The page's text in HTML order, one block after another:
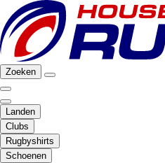
Zoeken
Landen
Clubs
Rugbyshirts
Schoenen